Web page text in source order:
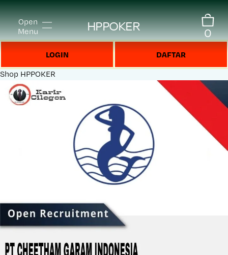
Open
Menu
HPPOKER 0
LOGIN DAFTAR
Shop HPPOKER